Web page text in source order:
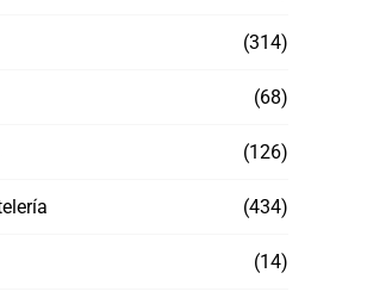
(314)
(68)
(126)
(434)
(14)